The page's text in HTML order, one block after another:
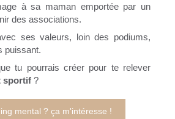
à sa maman emportée par un
des associations.
ses valeurs, loin des podiums,
puissant.
tu pourrais créer pour te relever
sportif ?
mental ? ça m'intéresse !